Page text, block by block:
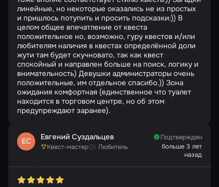
линейные, но некоторые оказались не из простых
и пришлось потупить и просить подсказки:)) В
целом общее впечатление от квеста
положительное но, возможно, гуру квестов и/или
любителям наличия в квестах определённой доли
жути там будет скучновато, так как квест
спокойный и направлен больше на поиск, логику и
внимательность) Девушки администраторы очень
положительные, им отдельное спасибо.)) Зона
ожидания комфортная (единственное что туалет
находится в торговом центре, но об этом
предупреждают заранее).
ЕС Евгений Суздальцев
Квест-мастер Любитель
Подтвержден
больше 3 лет
назад